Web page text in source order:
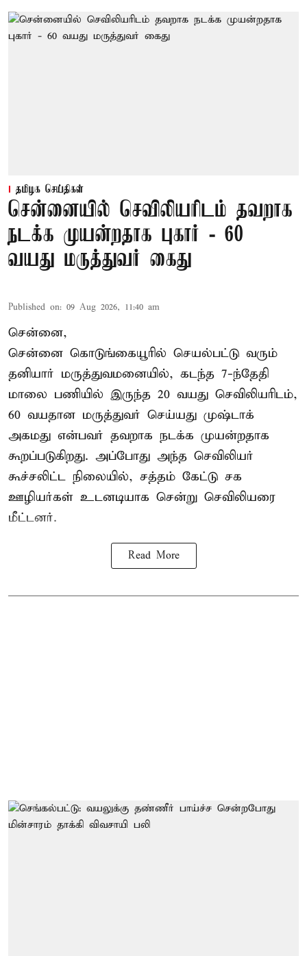
தமிழக செய்திகள்
சென்னையில் செவிலியரிடம் தவறாக
நடக்க முயன்றதாக புகார் - 60
வயது மருத்துவர் கைது
Published on: 09 Aug 2026, 11:40 am
சென்னை,
சென்னை கொடுங்கையூரில் செயல்பட்டு வரும்
தனியார் மருத்துவமனையில், கடந்த 7-ந்தேதி
மாலை பணியில் இருந்த 20 வயது செவிலியரிடம்,
60 வயதான மருத்துவர் செய்யது முஷ்டாக்
அகமது என்பவர் தவறாக நடக்க முயன்றதாக
கூறப்படுகிறது. அப்போது அந்த செவிலியர்
கூச்சலிட்ட நிலையில், சத்தம் கேட்டு சக
ஊழியர்கள் உடனடியாக சென்று செவிலியரை
மீட்டனர்.
Read More